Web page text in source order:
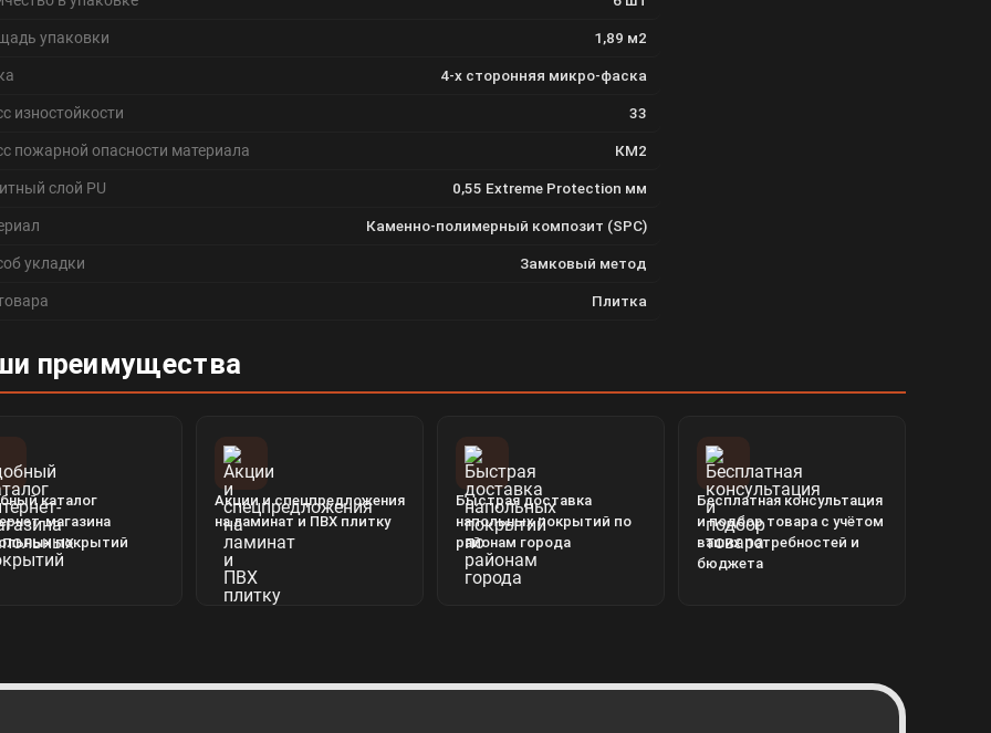
упаковки 1,89 м2
4-х сторонняя микро-фаска
изностойкости 33
пожарной опасности материала КМ2
слой PU 0,55 Extreme Protection мм
Каменно-полимерный композит (SPC)
укладки Замковый метод
Плитка
преимущества
каталог
магазина
покрытий
Акции и спецпредложения
на ламинат и ПВХ плитку
Быстрая доставка
напольных покрытий по
районам города
Бесплатная консультация
и подбор товара с учётом
ваших потребностей и
бюджета